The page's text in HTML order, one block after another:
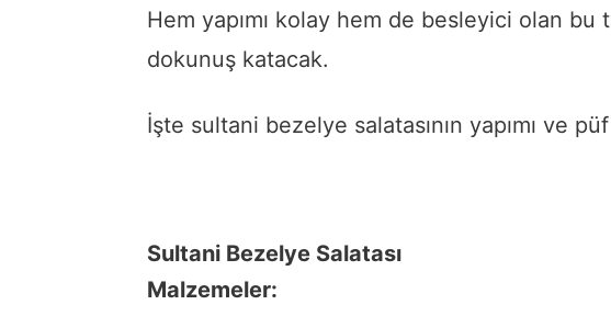
Hem yapımı kolay hem de besleyici olan bu
dokunuş katacak.
İşte sultani bezelye salatasının yapımı ve
Sultani Bezelye Salatası
Malzemeler: